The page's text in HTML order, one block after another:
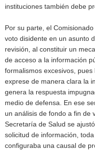
instituciones también debe
Por su parte, el
voto disidente en un asunto
revisión, al constituir un
de acceso a la información
formalismos excesivos,
exprese de manera clara la
genera la respuesta
medio de defensa. En ese
un análisis de fondo a fin de
Secretaría de Salud se
solicitud de información,
configuraba una causal de